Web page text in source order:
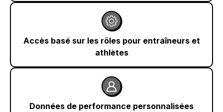
Accès basé sur les rôles pour entraîneurs et
athlètes
Données de performance personnalisées